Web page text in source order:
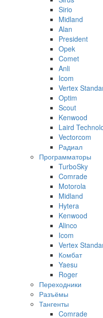
Sirio
Midland
Alan
President
Opek
Comet
Anli
Icom
Vertex
Optim
Scout
Kenwood
Laird
Vectorcom
Радиал
Программаторы
TurboSky
Comrade
Motorola
Midland
Hytera
Kenwood
Alinco
Icom
Vertex
Комбат
Yaesu
Roger
Переходники
Разъёмы
Тангенты
Comrade